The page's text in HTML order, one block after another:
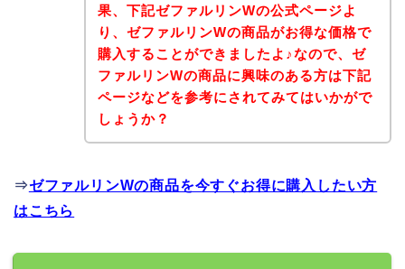
果、下記ゼファルリンWの公式ページよ
り、ゼファルリンWの商品がお得な価格で
購入することができましたよ♪なので、ゼ
ファルリンWの商品に興味のある方は下記
ページなどを参考にされてみてはいかがで
しょうか？
⇒ゼファルリンWの商品を今すぐお得に購入したい方
はこちら